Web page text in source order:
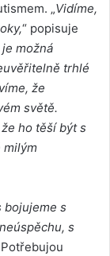
„Vidíme,
“ popisuje
možná
trhlé
že
světě.
ho těší být s
milým
bojujeme s
s